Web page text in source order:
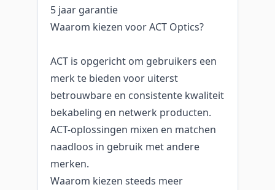
5 jaar garantie
Waarom kiezen voor ACT Optics?
ACT is opgericht om gebruikers een
merk te bieden voor uiterst
betrouwbare en consistente kwaliteit
bekabeling en netwerk producten.
ACT-oplossingen mixen en matchen
naadloos in gebruik met andere
merken.
Waarom kiezen steeds meer